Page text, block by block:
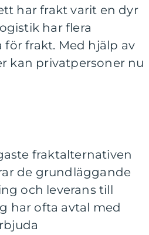
har frakt varit en dyr
har flera
frakt. Med hjälp av
kan privatpersoner nu
fraktalternativen
de grundläggande
och leverans till
har ofta avtal med